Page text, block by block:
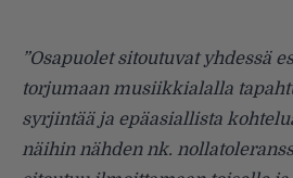
”Osapuolet sitoutuvat yhdessä
torjumaan musiikkialalla
syrjintää ja epäasiallista
näihin nähden nk.